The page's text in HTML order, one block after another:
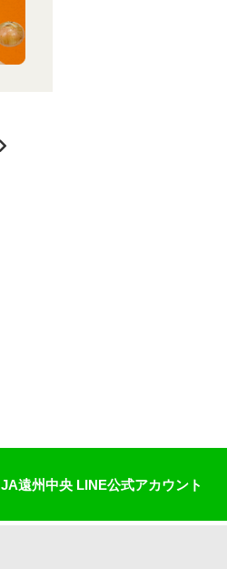
JA遠州中央 LINE公式アカウント